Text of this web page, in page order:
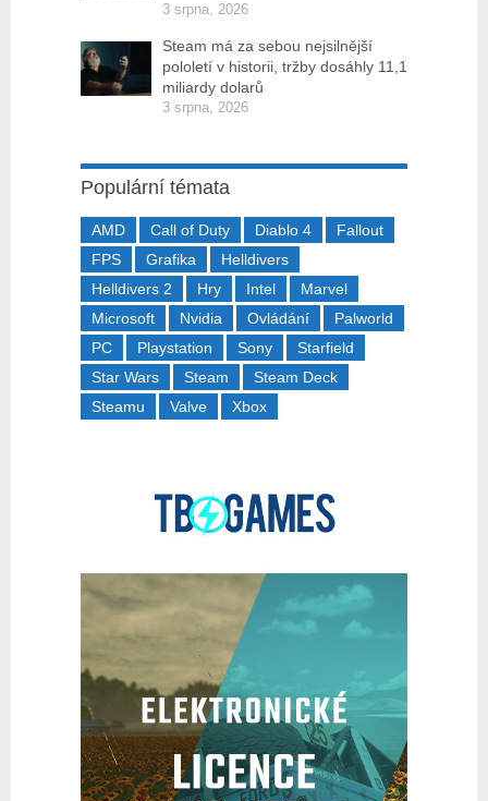
3 srpna, 2026
Steam má za sebou nejsilnější
pololetí v historii, tržby dosáhly 11,1
miliardy dolarů
3 srpna, 2026
Populární témata
AMD Call of Duty Diablo 4
Fallout
FPS
Grafika
Helldivers
Helldivers 2
Hry Intel
Marvel
Microsoft
Nvidia Ovládání
Palworld
PC
Playstation Sony
Starfield
Star Wars
Steam
Steam Deck
Steamu
Valve Xbox